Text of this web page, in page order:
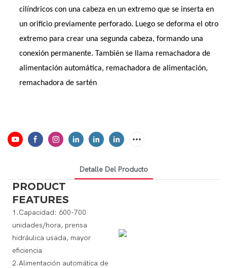
cilíndricos con una cabeza en un extremo que se inserta en
un orificio previamente perforado. Luego se deforma el otro
extremo para crear una segunda cabeza, formando una
conexión permanente. También se llama remachadora de
alimentación automática, remachadora de alimentación,
remachadora de sartén
Detalle Del Producto
PRODUCT
FEATURES
1.Capacidad: 600-700
unidades/hora, prensa
hidráulica usada, mayor
eficiencia
2.Alimentación automática de